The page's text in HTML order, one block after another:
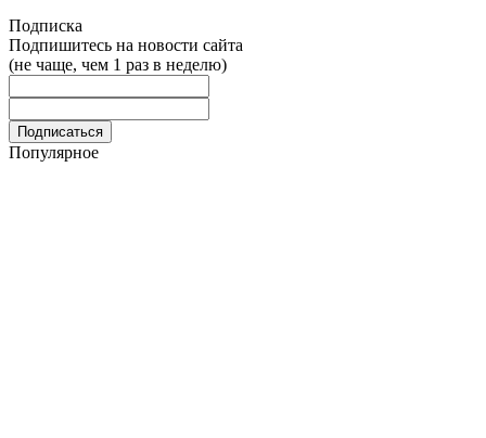
Подписка
Подпишитесь на новости сайта
(не чаще, чем 1 раз в неделю)
Популярное